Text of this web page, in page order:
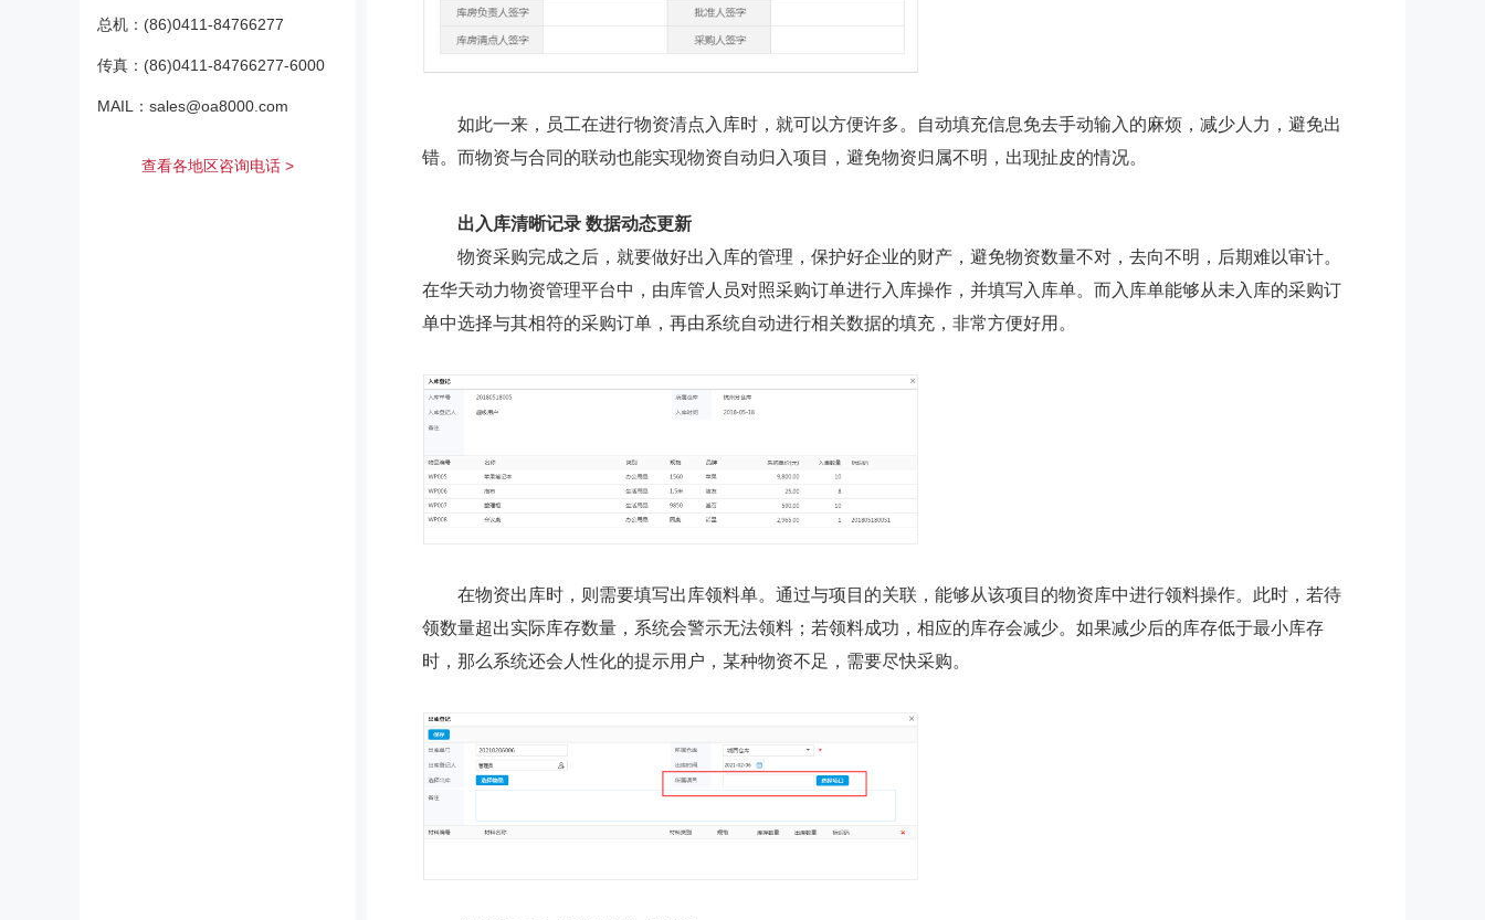
总机：(86)0411-84766277
传真：(86)0411-84766277-6000
MAIL：sales@oa8000.com
查看各地区咨询电话 >
如此一来，员工在进行物资清点入库时，就可以方便许多。自动填充信息免去手动输入的麻烦，减少人力，避免出
错。而物资与合同的联动也能实现物资自动归入项目，避免物资归属不明，出现扯皮的情况。
出入库清晰记录 数据动态更新
物资采购完成之后，就要做好出入库的管理，保护好企业的财产，避免物资数量不对，去向不明，后期难以审计。
在华天动力物资管理平台中，由库管人员对照采购订单进行入库操作，并填写入库单。而入库单能够从未入库的采购订
单中选择与其相符的采购订单，再由系统自动进行相关数据的填充，非常方便好用。
在物资出库时，则需要填写出库领料单。通过与项目的关联，能够从该项目的物资库中进行领料操作。此时，若待
领数量超出实际库存数量，系统会警示无法领料；若领料成功，相应的库存会减少。如果减少后的库存低于最小库存
时，那么系统还会人性化的提示用户，某种物资不足，需要尽快采购。